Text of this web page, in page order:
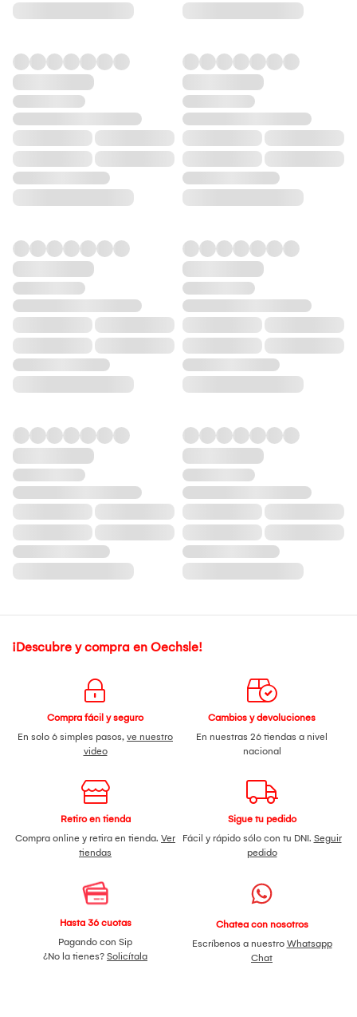
¡Descubre y compra en Oechsle!
Compra fácil y seguro
En solo 6 simples pasos, ve nuestro
video
Cambios y devoluciones
En nuestras 26 tiendas a nivel
nacional
Retiro en tienda
Compra online y retira en tienda. Ver
tiendas
Sigue tu pedido
Fácil y rápido sólo con tu DNI. Seguir
pedido
Hasta 36 cuotas
Pagando con Sip
¿No la tienes? Solicítala
Chatea con nosotros
Escríbenos a nuestro Whatsapp
Chat